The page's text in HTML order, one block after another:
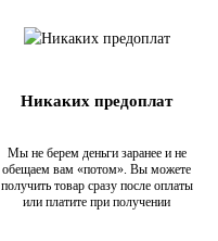
Никаких предоплат
Мы не берем деньги заранее и не
обещаем вам «потом». Вы можете
получить товар сразу после оплаты
или платите при получении